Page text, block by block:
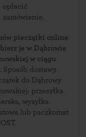
opłacić
zamówienie.
pieczątki online
je w Dąbrowie
w ciągu
. Sposób dostawy
do Dąbrowy
przesyłka
wysyłka
paczkomat